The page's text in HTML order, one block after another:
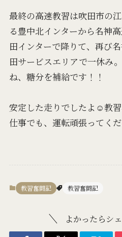
最終の高速教習は吹田市の
る豊中北インターから名神
田インターで降りて、再び
田サービスエリアで一休み
ね、糖分を補給です！！
安定した走りでしたよ☺️教
仕事でも、運転頑張ってくだ
教習奮闘記 教習奮闘記
よかったらシ